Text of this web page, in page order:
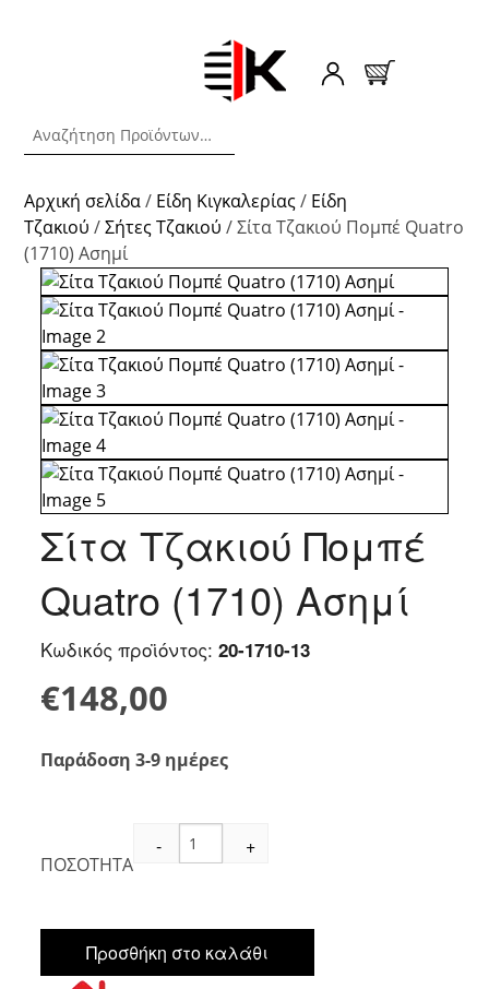
Αρχική σελίδα/ Είδη Κιγκαλερίας/ Είδη
Τζακιού /Σήτες Τζακιού / Σίτα Τζακιού Πομπέ Quatro
(1710) Ασημί
Σίτα Τζακιού Πομπέ
Quatro (1710) Ασημί
Κωδικός προϊόντος:20-1710-13
€148,00
Παράδοση 3-9 ημέρες
ΠΟΣΟΤΗΤΑ
-
Τζακιού
(1710)
Ασημί
ποσότητα
+
Προσθήκη στο καλάθι